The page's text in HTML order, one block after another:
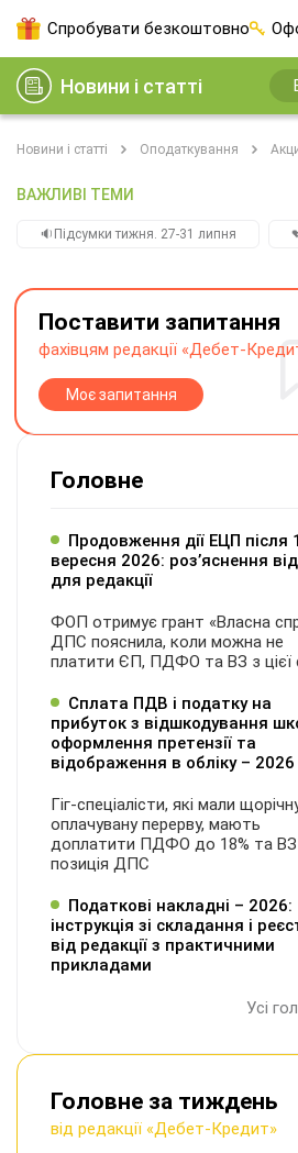
Спробувати безкоштовно
Новини і статті
Новини і статті Оподаткування
ВАЖЛИВІ ТЕМИ
🔉Підсумки тижня. 27-31 липня
Поставити запитання
фахівцям редакції «Дебет-
Моє запитання
Головне
Продовження дії ЕЦП після 1
вересня 2026: розʼяснення
для редакції
ФОП отримує грант «Власна
ДПС пояснила, коли можна не
платити ЄП, ПДФО та ВЗ з цієї
Сплата ПДВ і податку на
прибуток з відшкодування
оформлення претензії та
відображення в обліку – 2026
Гіг-спеціалісти, які мали
оплачувану перерву, мають
доплатити ПДФО до 18% та ВЗ
позиція ДПС
Податкові накладні – 2026:
інструкція зі складання і
від редакції з практичними
прикладами
Усі
Головне за тиждень
від редакції «Дебет-Кредит»